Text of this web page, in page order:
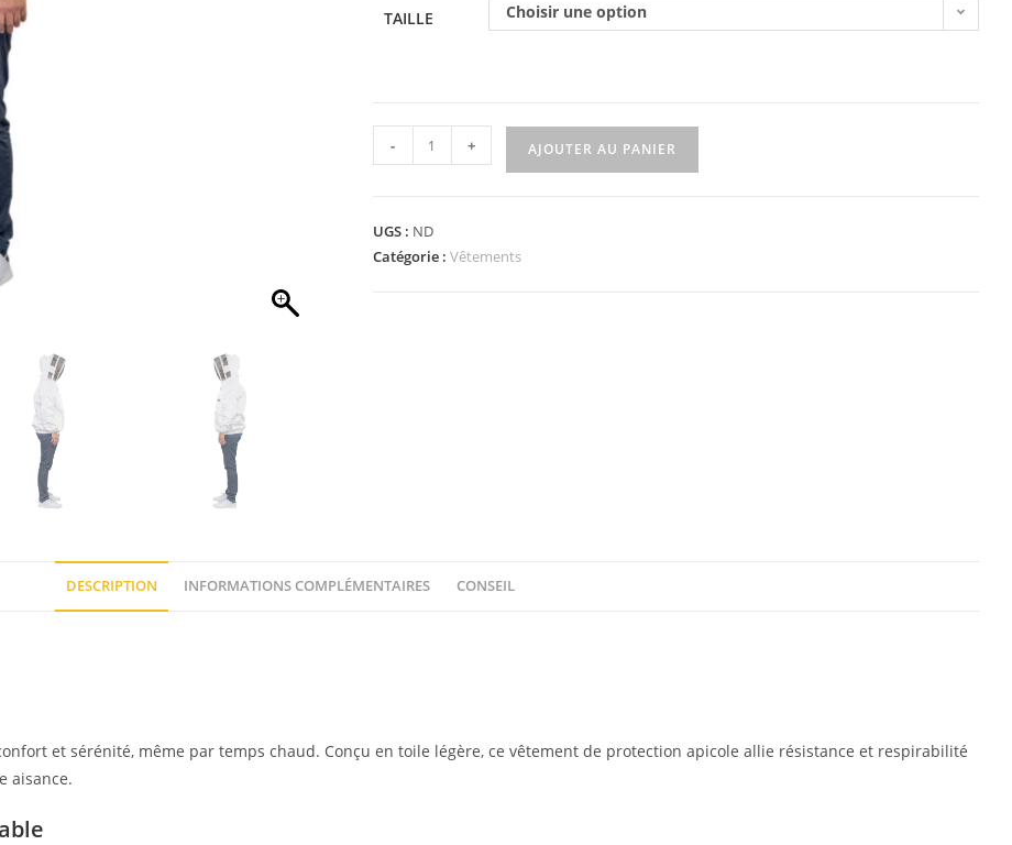
TAILLE Choisir une option
- + AJOUTER AU PANIER
UGS : ND
Catégorie : Vêtements
DESCRIPTION INFORMATIONS COMPLÉMENTAIRES CONSEIL
et sérénité, même par temps chaud. Conçu en toile légère, ce vêtement de protection apicole allie résistance et respirabilité
aisance.